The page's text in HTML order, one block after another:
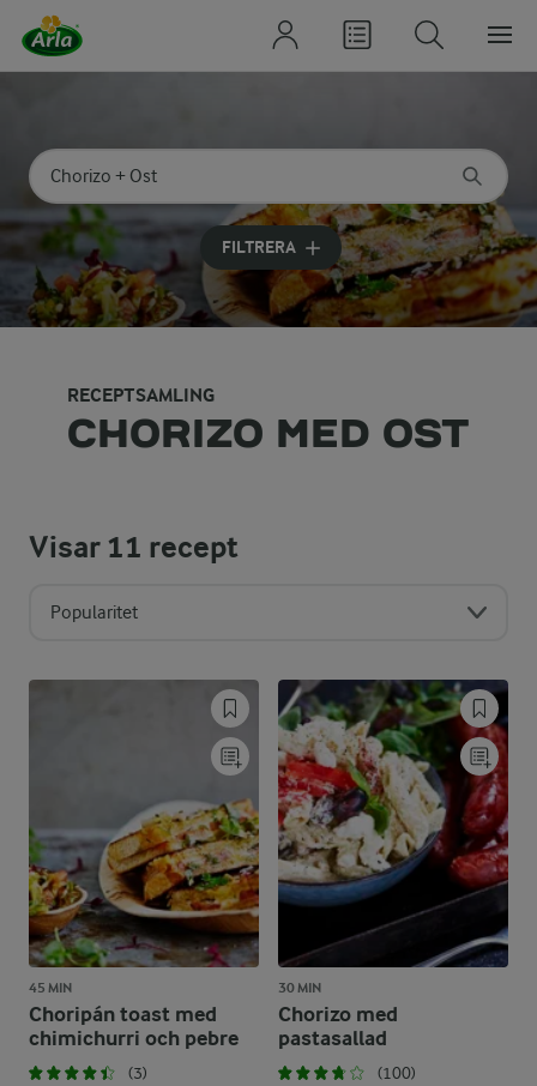
Sök på kategori eller ingrediens
Skriv in sökord för att få förslag
FILTRERA
RECEPTSAMLING
CHORIZO MED OST
Visar11 recept
Popularitet
45 MIN
Choripán toast med
chimichurri och pebre
(3)
30 MIN
Chorizo med
pastasallad
(100)